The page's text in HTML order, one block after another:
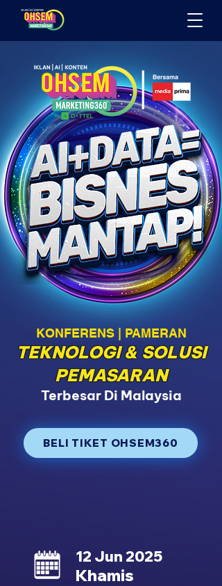
KONFERENS | PAMERAN
TEKNOLOGI & SOLUSI
PEMASARAN
Terbesar Di Malaysia
BELI TIKET OHSEM360
12 Jun 2025
Khamis